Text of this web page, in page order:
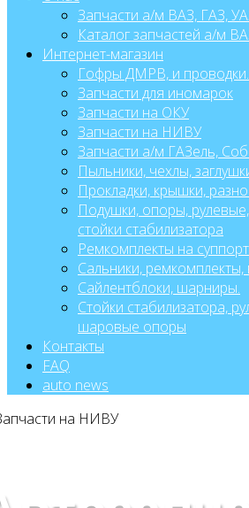
Запчасти а/м ВАЗ, ГАЗ,
Каталог запчастей а/м
Интернет-магазин
Гофры ДМРВ, и проводки.
Запчасти для иномарок
Запчасти на ОКУ
Запчасти на НИВУ
Запчасти а/м ГАЗель,
Пыльники, чехлы,
Прокладки, крышки,
Подушки, опоры,
стойки стабилизатора
Ремкомплекты на суппорт
Сальники, ремкомплекты,
Сайлентблоки, шарниры.
Стойки стабилизатора,
шаровые опоры
Контакты
FAQ
auto news